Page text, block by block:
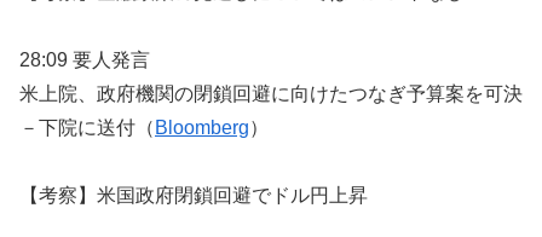
28:09 要人発言
米上院、政府機関の閉鎖回避に向けたつなぎ予算案を可決
－下院に送付（ Bloomberg）
【考察】米国政府閉鎖回避でドル円上昇